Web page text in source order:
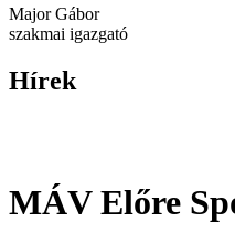
Major Gábor
szakmai igazgató
Hírek
MÁV Előre